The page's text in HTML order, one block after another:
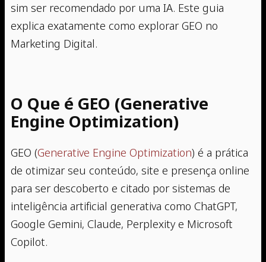
sim ser recomendado por uma IA. Este guia
explica exatamente como explorar GEO no
Marketing Digital.
O Que é GEO (Generative
Engine Optimization)
GEO (Generative Engine Optimization) é a prática
de otimizar seu conteúdo, site e presença online
para ser descoberto e citado por sistemas de
inteligência artificial generativa como ChatGPT,
Google Gemini, Claude, Perplexity e Microsoft
Copilot.